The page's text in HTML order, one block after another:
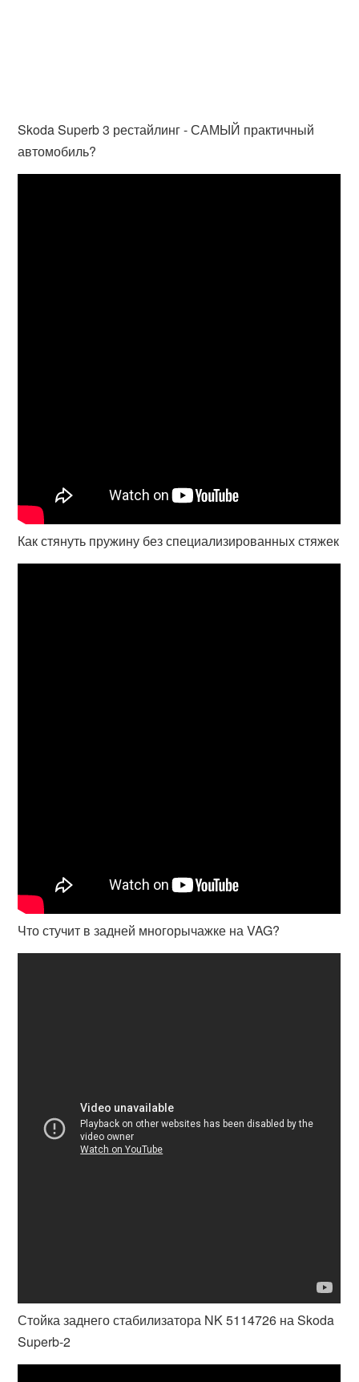
Skoda Superb 3 рестайлинг - САМЫЙ практичный
автомобиль?
Как стянуть пружину без специализированных стяжек
Что стучит в задней многорычажке на VAG?
Стойка заднего стабилизатора NK 5114726 на Skoda
Superb-2